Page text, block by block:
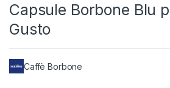
Capsule Borbone Blu
Gusto
Caffè Borbone